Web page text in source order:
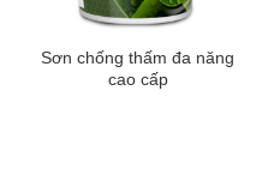
Sơn chống thấm đa năng
cao cấp